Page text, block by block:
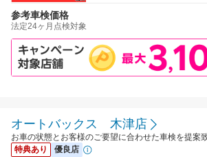
参考車検価格
法定24ヶ月点検対象
オートバックス 木津店
お車の状態とお客様のご要望に合わせた車検を提案
特典あり
優良店